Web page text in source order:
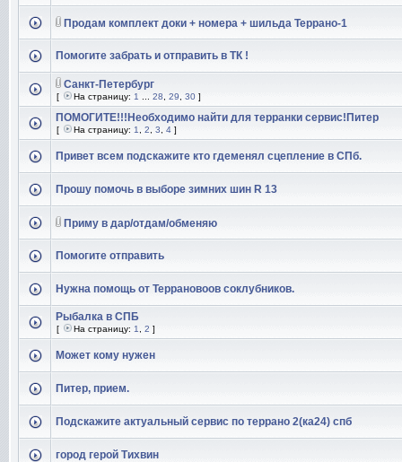
Продам комплект доки + номера + шильда Террано-1
Помогите забрать и отправить в ТК !
Санкт-Петербург
[ На страницу: 1 28 29 30 ]
ПОМОГИТЕ!!!Необходимо найти для терранки сервис!Питер
[ На страницу: 1 2 3 4 ]
Привет всем подскажите кто гдеменял сцепление в СПб.
Прошу помочь в выборе зимних шин R 13
Приму в дар/отдам/обменяю
Помогите отправить
Нужна помощь от Террановоов соклубников.
Рыбалка в СПБ
[ На страницу: 1 2 ]
Может кому нужен
Питер, прием.
Подскажите актуальный сервис по террано 2(ка24) спб
город герой Тихвин